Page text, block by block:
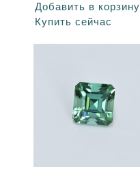
Добавить в корзину
Купить сейчас